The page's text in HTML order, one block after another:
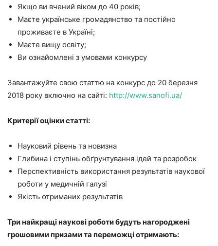
Якщо ви вчений віком до 40 років;
Маєте українське громадянство та постійно
проживаєте в Україні;
Маєте вищу освіту;
Ви ознайомлені з умовами конкурсу
Завантажуйте свою статтю на конкурс до 20 березня
2018 року включно на сайті: http://www.sanofi.ua/
Критерії оцінки статті:
Науковий рівень та новизна
Глибина і ступінь обґрунтування ідей та розробок
Перспективність використання результатів наукової
роботи у медичній галузі
Якість отриманих результатів
Три найкращі наукові роботи будуть нагороджені
грошовими призами та переможці отримають: